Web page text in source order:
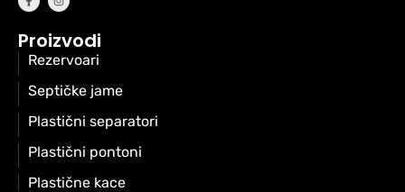
Proizvodi
Rezervoari
Septičke jame
Plastični separatori
Plastični pontoni
Plastične kace